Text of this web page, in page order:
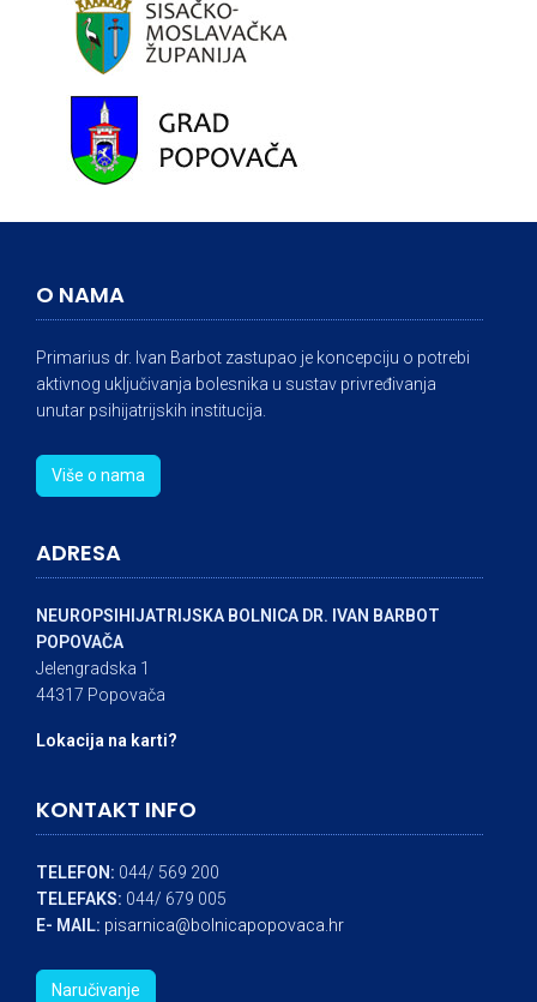
O NAMA
Primarius dr. Ivan Barbot zastupao je koncepciju o potrebi
aktivnog uključivanja bolesnika u sustav privređivanja
unutar psihijatrijskih institucija.
Više o nama
ADRESA
NEUROPSIHIJATRIJSKA BOLNICA DR. IVAN BARBOT
POPOVAČA
Jelengradska 1
44317 Popovača
Lokacija na karti?
KONTAKT INFO
TELEFON: 044/ 569 200
TELEFAKS: 044/ 679 005
E- MAIL: pisarnica@bolnicapopovaca.hr
Naručivanje